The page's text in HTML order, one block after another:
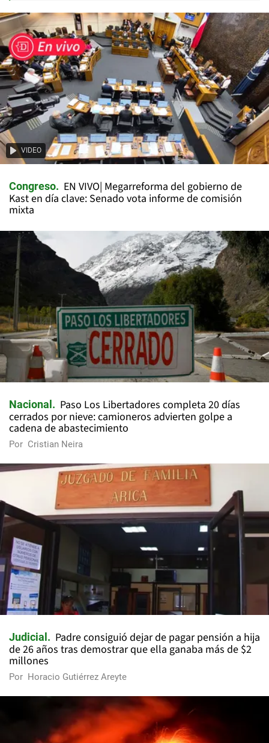
VIDEO
Congreso
EN VIVO| Megarreforma del gobierno de
Kast en día clave: Senado vota informe de comisión
mixta
Nacional
Paso Los Libertadores completa 20 días
cerrados por nieve: camioneros advierten golpe a
cadena de abastecimiento
Por Cristian Neira
Judicial
Padre consiguió dejar de pagar pensión a hija
de 26 años tras demostrar que ella ganaba más de $2
millones
Por Horacio Gutiérrez Areyte